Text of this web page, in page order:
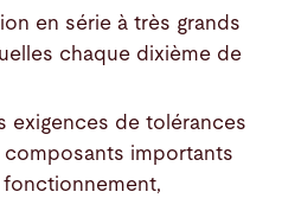
en série à très grands
chaque dixième de
exigences de tolérances
importants